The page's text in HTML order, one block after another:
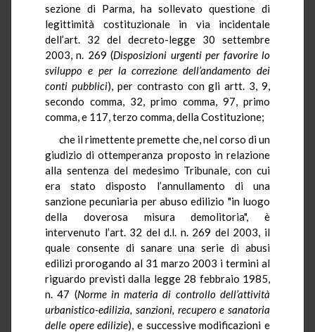
sezione di Parma, ha sollevato questione di
legittimità costituzionale in via incidentale
dell’art. 32 del decreto-legge 30 settembre
2003, n. 269 (Disposizioni urgenti per favorire lo
sviluppo e per la correzione dell’andamento dei
conti pubblici), per contrasto con gli artt. 3, 9,
secondo comma, 32, primo comma, 97, primo
comma, e 117, terzo comma, della Costituzione;
che il rimettente premette che, nel corso di un
giudizio di ottemperanza proposto in relazione
alla sentenza del medesimo Tribunale, con cui
era stato disposto l’annullamento di una
sanzione pecuniaria per abuso edilizio "in luogo
della doverosa misura demolitoria", è
intervenuto l’art. 32 del d.l. n. 269 del 2003, il
quale consente di sanare una serie di abusi
edilizi prorogando al 31 marzo 2003 i termini al
riguardo previsti dalla legge 28 febbraio 1985,
n. 47 (Norme in materia di controllo dell’attività
urbanistico-edilizia, sanzioni, recupero e sanatoria
delle opere edilizie), e successive modificazioni e